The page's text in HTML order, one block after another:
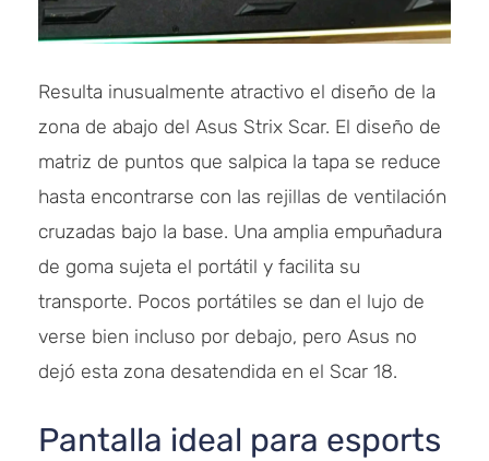
Resulta inusualmente atractivo el diseño de la
zona de abajo del Asus Strix Scar. El diseño de
matriz de puntos que salpica la tapa se reduce
hasta encontrarse con las rejillas de ventilación
cruzadas bajo la base. Una amplia empuñadura
de goma sujeta el portátil y facilita su
transporte. Pocos portátiles se dan el lujo de
verse bien incluso por debajo, pero Asus no
dejó esta zona desatendida en el Scar 18.
Pantalla ideal para esports